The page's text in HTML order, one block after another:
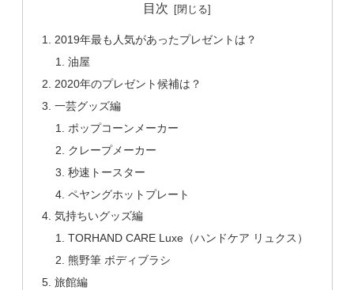
目次
2019年最も人気があったプレゼントは？
油屋
2020年のプレゼント候補は？
一芸グッズ編
ポップコーンメーカー
クレープメーカー
秒速トースター
ペヤングホットプレート
気持ちいグッズ編
TORHAND CARE Luxe（ハンドケア リュクス）
熊野筆 ボディブラシ
旅館編